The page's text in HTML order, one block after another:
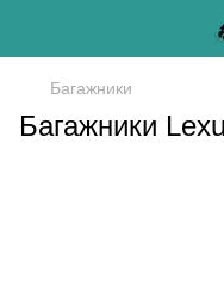
Багажники
Багажники